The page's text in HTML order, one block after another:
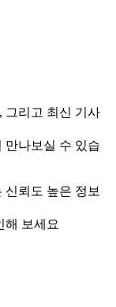
그리고 최신 기사
만나보실 수 있습
뢰도 높은 정보
해 보세요